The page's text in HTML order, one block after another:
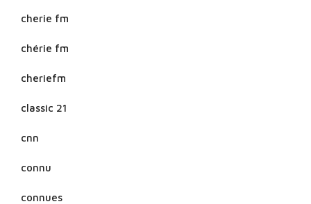
cherie fm
chérie fm
cheriefm
classic 21
cnn
connu
connues